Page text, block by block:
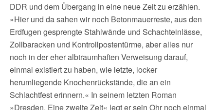
DDR und dem Übergang in eine neue Zeit zu erzählen.
»Hier und da sahen wir noch Betonmauerreste, aus den
Erdfugen gesprengte Stahlwände und Schachteinlässe,
Zollbaracken und Kontrollpostentürme, aber alles nur
noch in der eher albtraumhaften Verweisung darauf,
einmal existiert zu haben, wie letzte, locker
herumliegende Knochenrückstände, die an ein
Schlachtfest erinnern.« In seinem letzten Roman
»Dresden. Eine zweite Zeit« legt er sein Ohr noch einmal